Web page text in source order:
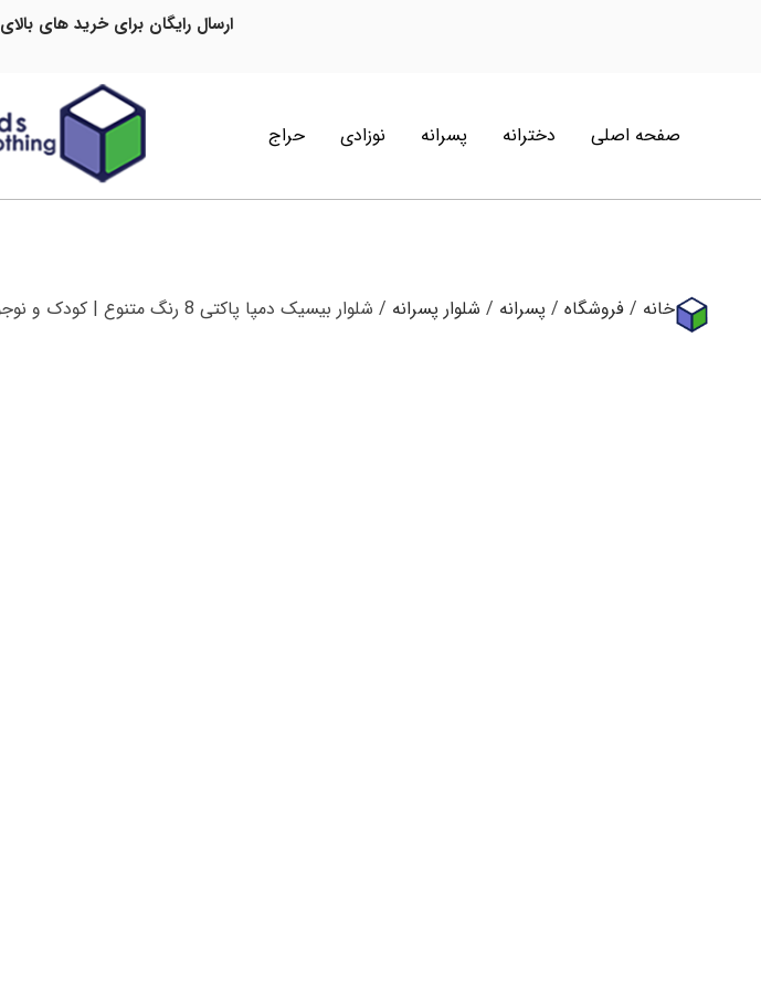
ارسال رایگان برای خرید های بالای 1 میلیون و 500 هزار تومان
صفحه اصلی دخترانه پسرانه نوزادی حراج
خانه / فروشگاه / پسرانه / شلوار پسرانه / شلوار بیسیک دمپا پاکتی 8 رنگ متنوع | کودک و نوجوان